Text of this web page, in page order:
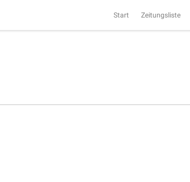
Start Zeitungsliste